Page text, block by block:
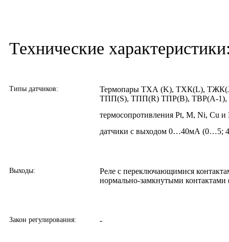
Технические
Типы датчиков:
Термопары ТХА (K), ТХК(L),
ТПП(S), ТПП(R) ТПР(В), ТВР(А-1),
термосопротивления Pt, M, Ni, Cu
датчики с выходом 0…40мА (0…5;
Выходы:
Реле с переключающимися
нормально-замкнутыми
Закон регулирования: -